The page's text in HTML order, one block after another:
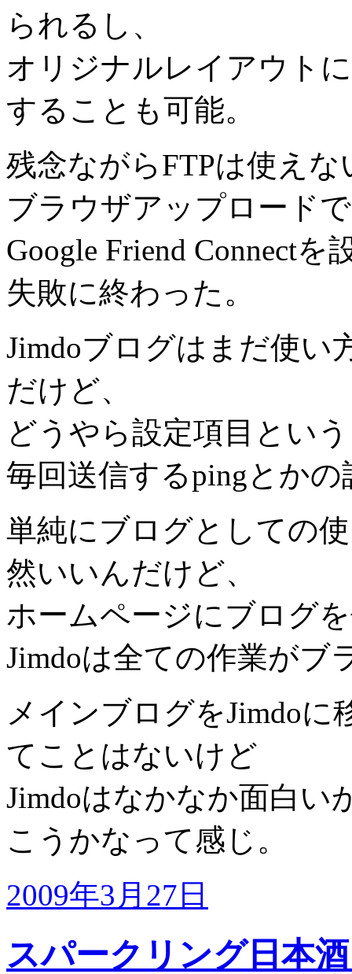
られるし、
オリジナルレイアウト
することも可能。
残念ながらFTPは使えな
ブラウザアップロード
Google Friend Connect
失敗に終わった。
Jimdoブログはまだ使い
だけど、
どうやら設定項目とい
毎回送信するpingとか
単純にブログとしての
然いいんだけど、
ホームページにブログ
Jimdoは全ての作業がブ
メインブログをJimdoに
てことはないけど
Jimdoはなかなか面白い
こうかなって感じ。
2009年3月27日
スパークリング日本